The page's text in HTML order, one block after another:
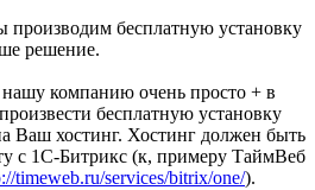
производим бесплатную установку
решение.
компанию очень просто + в
бесплатную установку
Ваш хостинг. Хостинг должен быть
с 1С-Битрикс (к, примеру ТаймВеб
timeweb.ru/services/bitrix/one/).